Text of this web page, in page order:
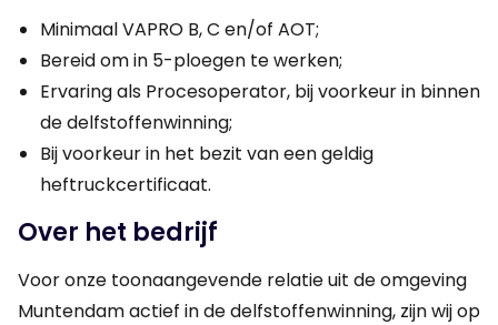
Minimaal VAPRO B, C en/of AOT;
Bereid om in 5-ploegen te werken;
Ervaring als Procesoperator, bij voorkeur in binnen
de delfstoffenwinning;
Bij voorkeur in het bezit van een geldig
heftruckcertificaat.
Over het bedrijf
Voor onze toonaangevende relatie uit de omgeving
Muntendam actief in de delfstoffenwinning, zijn wij op